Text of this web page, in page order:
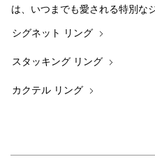
は、いつまでも愛される特別な
シグネット リング
スタッキング リング
カクテル リング